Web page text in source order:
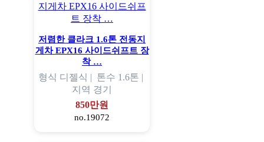
저렴한 클라크 1.6톤 전동지
게차 EPX16 사이드쉬프트 장
착 …
형식 디젤식 | 톤수 1.6톤 |
지역 경기
850만원
no.19072